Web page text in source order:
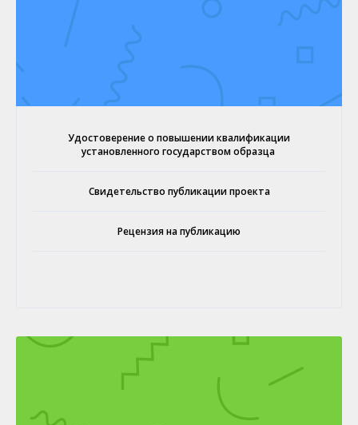
Удостоверение о повышении квалификации
установленного государством образца
Свидетельство публикации проекта
Рецензия на публикацию